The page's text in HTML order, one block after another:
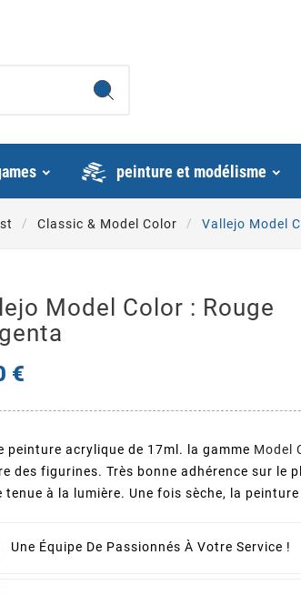
peinture et modélisme
Classic & Model Color Vallejo Model
Model Color : Rouge
€
peinture acrylique de 17ml. la gamme Model
des figurines. Très bonne adhérence sur le
tenue à la lumière. Une fois sèche, la
Une Équipe De Passionnés À Votre Service !